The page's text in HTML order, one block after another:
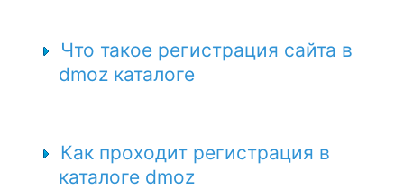
Что такое регистрация сайта в
dmoz каталоге
Как проходит регистрация в
каталоге dmoz